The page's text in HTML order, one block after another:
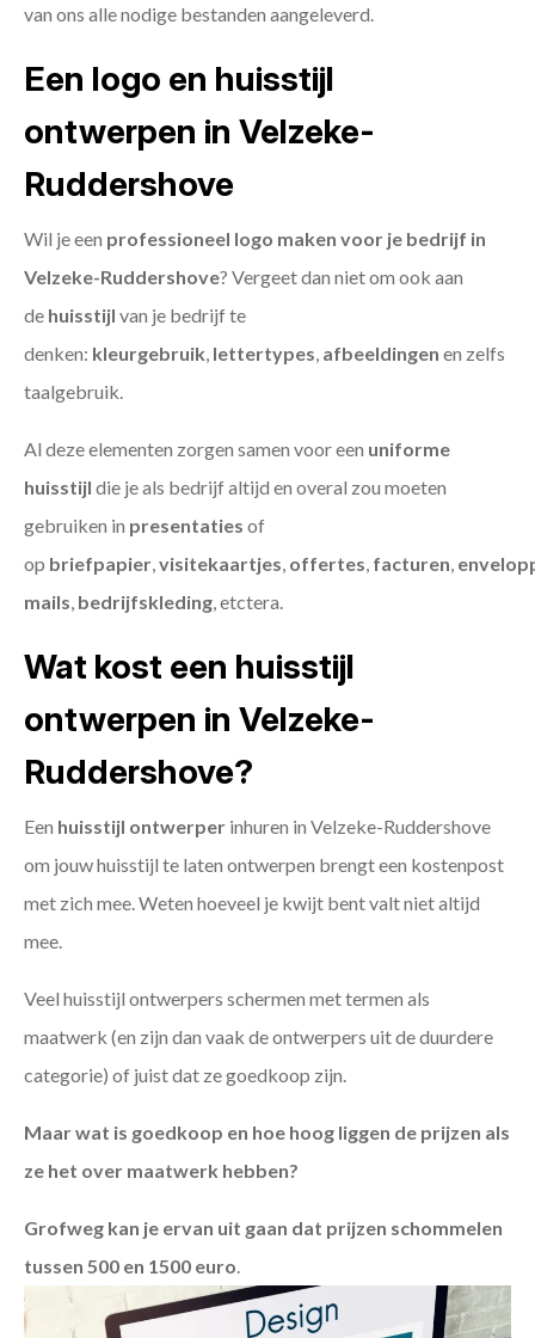
van ons alle nodige bestanden aangeleverd.
Een logo en huisstijl
ontwerpen in Velzeke-
Ruddershove
Wil je een professioneel logo maken voor je bedrijf in
Velzeke-Ruddershove? Vergeet dan niet om ook aan
de huisstijl van je bedrijf te
denken: kleurgebruik, lettertypes, afbeeldingen en zelfs
taalgebruik.
Al deze elementen zorgen samen voor een uniforme
huisstijl die je als bedrijf altijd en overal zou moeten
gebruiken in presentaties of
op briefpapier,visitekaartjes, offertes, facturen,
mails, bedrijfskleding, etctera.
Wat kost een huisstijl
ontwerpen in Velzeke-
Ruddershove?
Een huisstijl ontwerper inhuren in Velzeke-Ruddershove
om jouw huisstijl te laten ontwerpen brengt een kostenpost
met zich mee. Weten hoeveel je kwijt bent valt niet altijd
mee.
Veel huisstijl ontwerpers schermen met termen als
maatwerk (en zijn dan vaak de ontwerpers uit de duurdere
categorie) of juist dat ze goedkoop zijn.
Maar wat is goedkoop en hoe hoog liggen de prijzen als
ze het over maatwerk hebben?
Grofweg kan je ervan uit gaan dat prijzen schommelen
tussen 500 en 1500 euro.